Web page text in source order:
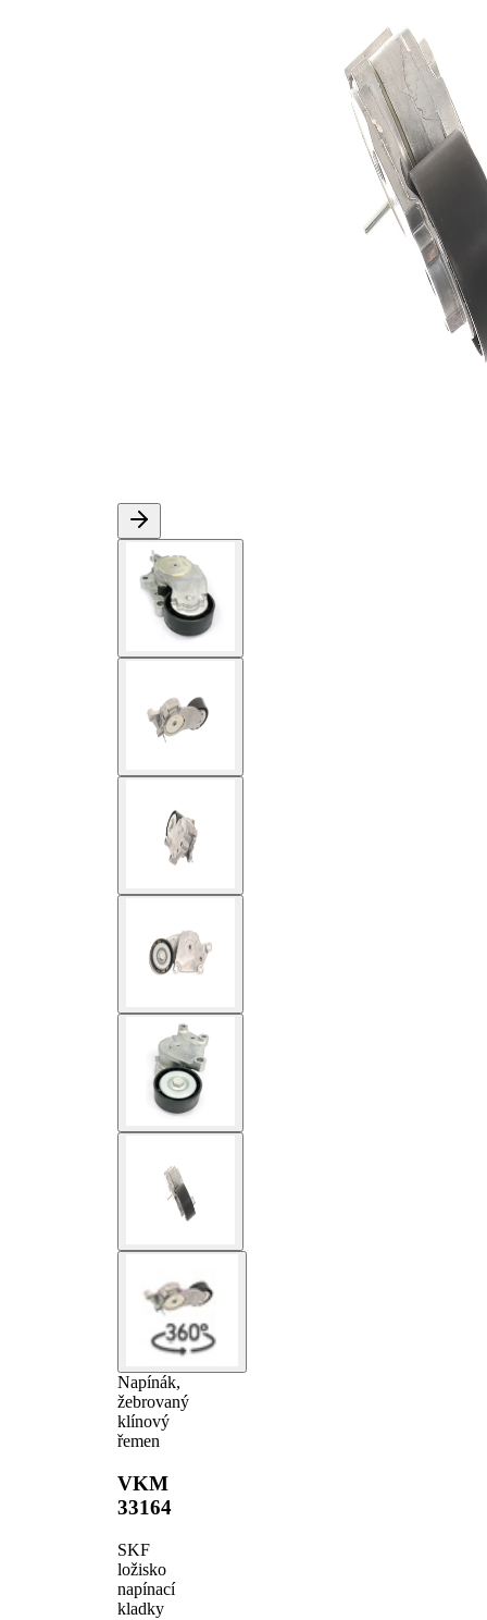
Napínák,
žebrovaný
klínový
řemen
VKM
33164
SKF
ložisko
napínací
kladky